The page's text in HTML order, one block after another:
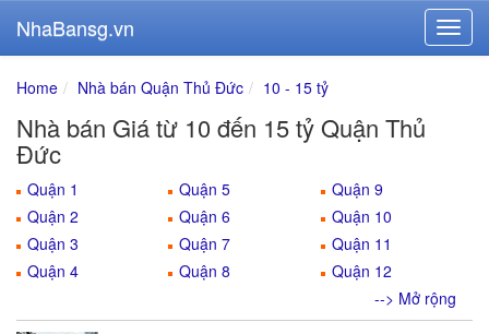
NhaBansg.vn
Home Nhà bán Quận Thủ Đức 10 - 15 tỷ
Nhà bán Giá từ 10 đến 15 tỷ Quận Thủ
Đức
Quận 1
Quận 2
Quận 3
Quận 4
Quận 5
Quận 6
Quận 7
Quận 8
Quận 9
Quận 10
Quận 11
Quận 12
--> Mở rộng